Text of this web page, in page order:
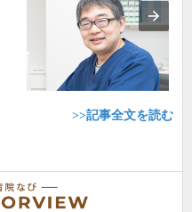
>>記事全文を読む